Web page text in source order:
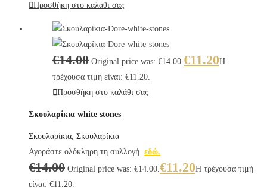
Προσθήκη στο καλάθι σας
€14.00 Original price was: €14.00.€11.20Η
τρέχουσα τιμή είναι: €11.20.
Προσθήκη στο καλάθι σας
Σκουλαρίκια white stones
Σκουλαρίκια, Σκουλαρίκια
Αγοράστε ολόκληρη τη συλλογή εδώ.
€14.00 Original price was: €14.00.€11.20Η τρέχουσα τιμή
είναι: €11.20.